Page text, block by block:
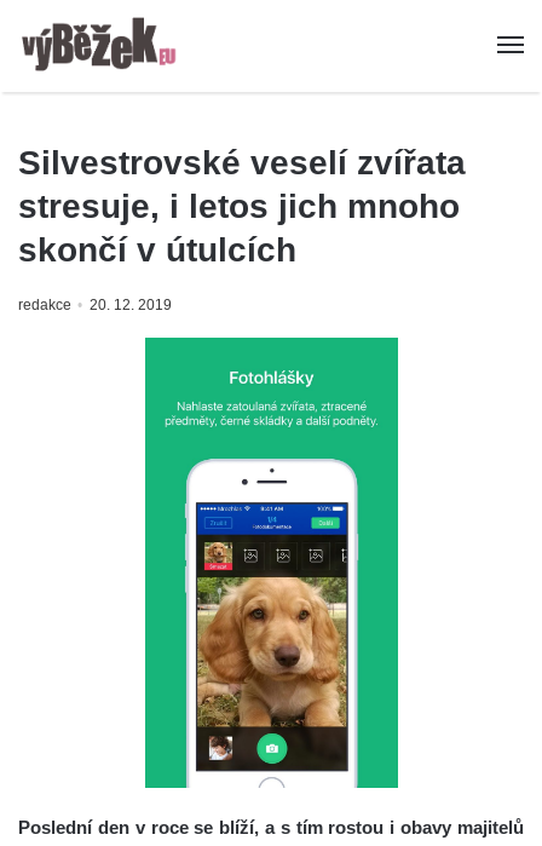
Silvestrovské veselí zvířata
stresuje, i letos jich mnoho
skončí v útulcích
redakce 20. 12. 2019
Poslední den v roce se blíží, a s tím rostou i obavy majitelů